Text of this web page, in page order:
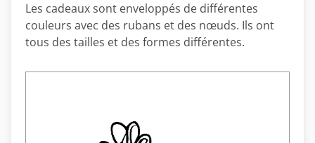
Les cadeaux sont enveloppés de différentes
couleurs avec des rubans et des nœuds. Ils ont
tous des tailles et des formes différentes.